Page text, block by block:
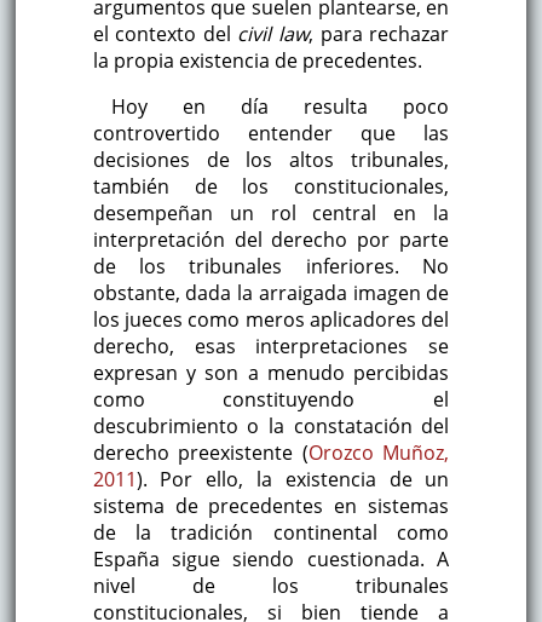
argumentos que suelen plantearse, en
el contexto del civil law, para rechazar
la propia existencia de precedentes.
Hoy en día resulta poco
controvertido entender que las
decisiones de los altos tribunales,
también de los constitucionales,
desempeñan un rol central en la
interpretación del derecho por parte
de los tribunales inferiores. No
obstante, dada la arraigada imagen de
los jueces como meros aplicadores del
derecho, esas interpretaciones se
expresan y son a menudo percibidas
como constituyendo el
descubrimiento o la constatación del
derecho preexistente (Orozco Muñoz,
2011). Por ello, la existencia de un
sistema de precedentes en sistemas
de la tradición continental como
España sigue siendo cuestionada. A
nivel de los tribunales
constitucionales, si bien tiende a